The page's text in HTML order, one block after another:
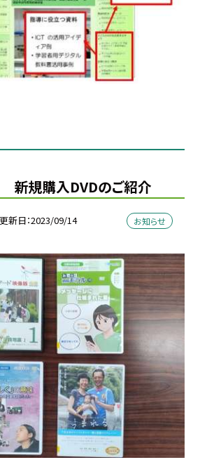
新規購入DVDのご紹介
更新日 2023/09/14 お知らせ